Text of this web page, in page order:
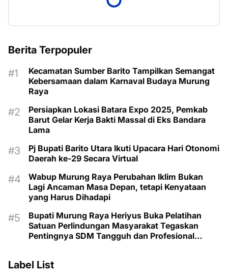
Berita Terpopuler
Kecamatan Sumber Barito Tampilkan Semangat
Kebersamaan dalam Karnaval Budaya Murung
Raya
Persiapkan Lokasi Batara Expo 2025, Pemkab
Barut Gelar Kerja Bakti Massal di Eks Bandara
Lama
Pj Bupati Barito Utara Ikuti Upacara Hari Otonomi
Daerah ke-29 Secara Virtual
Wabup Murung Raya Perubahan Iklim Bukan
Lagi Ancaman Masa Depan, tetapi Kenyataan
yang Harus Dihadapi
Bupati Murung Raya Heriyus Buka Pelatihan
Satuan Perlindungan Masyarakat Tegaskan
Pentingnya SDM Tangguh dan Profesional
Label List